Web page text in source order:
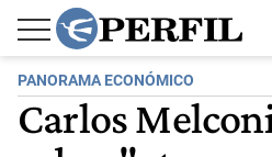
PANORAMA ECONÓMICO
Carlos